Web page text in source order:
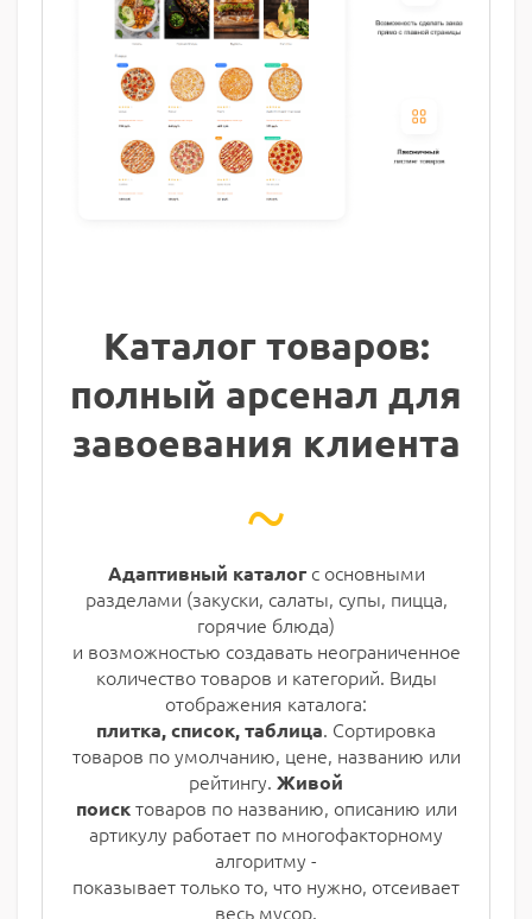
Каталог товаров:
полный арсенал для
завоевания клиента
~
Адаптивный каталогс основными
разделами (закуски, салаты, супы, пицца,
горячие блюда)
и возможностью создавать неограниченное
количество товаров и категорий. Виды
отображения каталога:
плитка, список, таблица. Сортировка
товаров по умолчанию, цене, названию или
рейтингу. Живой
поисктоваров по названию, описанию или
артикулу работает по многофакторному
алгоритму -
показывает только то, что нужно, отсеивает
весь мусор.